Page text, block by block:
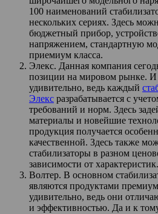
100 наименований
нескольких сериях. Здесь
бюджетный прибор,
напряжением, стандартную
приемиум класса.
Элекс. Данная компания
позиции на мировом рынке. И
удивительно, ведь каждый
Элекс разрабатывается с
требований и норм. Здесь
материалы и новейшие
продукция получается
качественной. Здесь также
стабилизаторы в разном
зависимости от характеристик.
Волтер. В основном
являются продуктами
удивительно, ведь они
и эффективностью. Да и к